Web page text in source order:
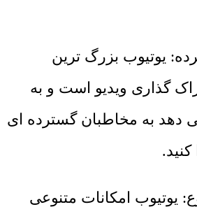
یوتیوب بزرگ ترین
گذاری ویدیو است و به
دهد به مخاطبان گسترده ای
یوتیوب امکانات متنوعی